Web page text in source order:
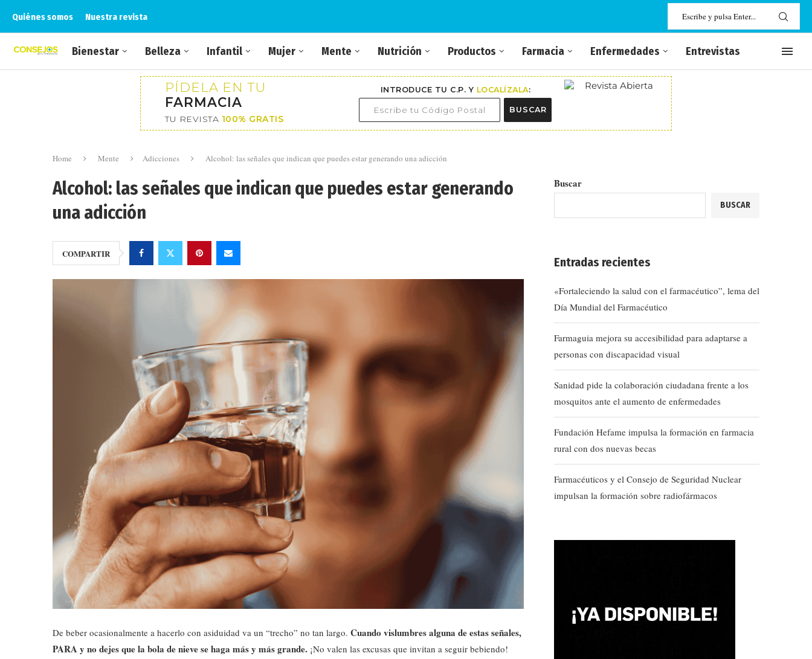
Quiénes somos Nuestra revista
Bienestar Belleza Infantil Mujer Mente Nutrición Productos Farmacia Enfermedades Entrevistas
PÍDELA EN TU
FARMACIA
TU REVISTA 100% GRATIS
INTRODUCE TU C.P. Y LOCALÍZALA:
BUSCAR
Home Mente Adicciones Alcohol: las señales que indican que puedes estar generando una adicción
Alcohol: las señales que indican que puedes estar generando
una adicción
COMPARTIR
De beber ocasionalmente a hacerlo con asiduidad va un “trecho” no tan largo. Cuando vislumbres alguna de estas señales,
PARA y no dejes que la bola de nieve se haga más y más grande. ¡No valen las excusas que invitan a seguir bebiendo!
Buscar
BUSCAR
Entradas recientes
«Fortaleciendo la salud con el farmacéutico”, lema del
Día Mundial del Farmacéutico
Farmaguia mejora su accesibilidad para adaptarse a
personas con discapacidad visual
Sanidad pide la colaboración ciudadana frente a los
mosquitos ante el aumento de enfermedades
Fundación Hefame impulsa la formación en farmacia
rural con dos nuevas becas
Farmacéuticos y el Consejo de Seguridad Nuclear
impulsan la formación sobre radiofármacos